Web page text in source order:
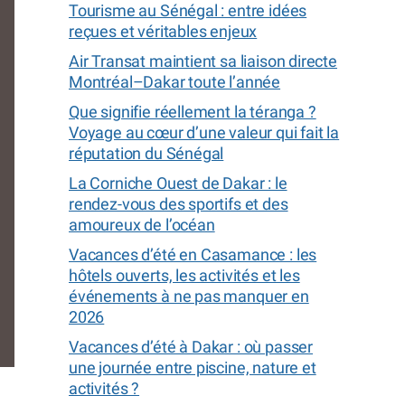
Mirage en plein désert
Tourisme au Sénégal : entre idées
reçues et véritables enjeux
Air Transat maintient sa liaison directe
Montréal–Dakar toute l’année
Que signifie réellement la téranga ?
Voyage au cœur d’une valeur qui fait la
réputation du Sénégal
La Corniche Ouest de Dakar : le
rendez-vous des sportifs et des
amoureux de l’océan
Vacances d’été en Casamance : les
hôtels ouverts, les activités et les
événements à ne pas manquer en
2026
Vacances d’été à Dakar : où passer
une journée entre piscine, nature et
activités ?